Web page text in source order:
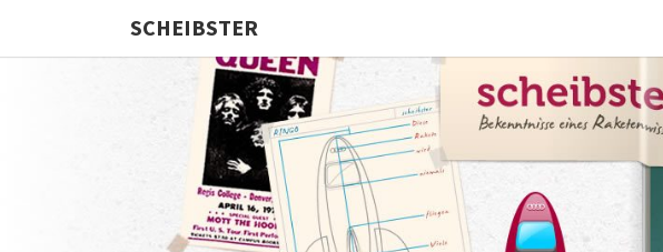
SCHEIBSTER